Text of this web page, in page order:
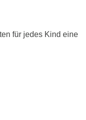
für jedes Kind eine